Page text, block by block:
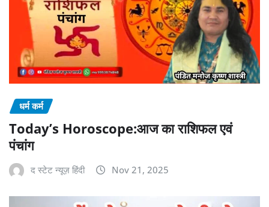
धर्म कर्म
Today’s Horoscope:आज का राशिफल एवं
पंचांग
द स्टेट न्यूज़ हिंदी Nov 21, 2025